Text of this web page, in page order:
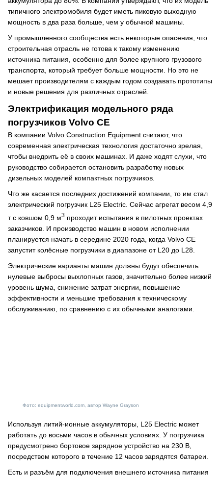
типичного электромобиля будет иметь пиковую выходную
мощность в два раза больше, чем у обычной машины.
У промышленного сообщества есть некоторые опасения, что
строительная отрасль не готова к такому изменению
источника питания, особенно для более крупного грузового
транспорта, который требует больше мощности. Но это не
мешает производителям с каждым годом создавать прототипы
и новые решения для различных отраслей.
Электрификация модельного ряда
погрузчиков Volvo CE
В компании Volvo Construction Equipment считают, что
современная электрическая технология достаточно зрелая,
чтобы внедрить её в своих машинах. И даже ходят слухи, что
руководство собирается остановить разработку новых
дизельных моделей компактных погрузчиков.
Что же касается последних достижений компании, то им стал
электрический погрузчик L25 Electric. Сейчас агрегат весом 4,9
т с ковшом 0,9 м3 проходит испытания в пилотных проектах
заказчиков. И производство машин в новом исполнении
планируется начать в середине 2020 года, когда Volvo CE
запустит колёсные погрузчики в диапазоне от L20 до L28.
Электрические варианты машин должны будут обеспечить
нулевые выбросы выхлопных газов, значительно более низкий
уровень шума, снижение затрат энергии, повышение
эффективности и меньшие требования к техническому
обслуживанию, по сравнению с их обычными аналогами.
Фото: equipmentworld.com, автор Wayne Grayson
Используя литий-ионные аккумуляторы, L25 Electric может
работать до восьми часов в обычных условиях. У погрузчика
предусмотрено бортовое зарядное устройство на 230 В,
посредством которого в течение 12 часов зарядятся батареи.
Есть и разъём для подключения внешнего источника питания